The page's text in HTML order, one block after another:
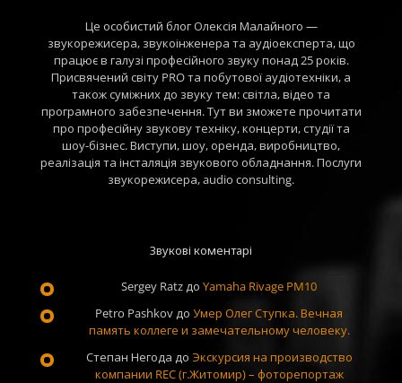
Це особистий блог Олексія Малайного —
звукорежисера, звукоінженера та аудіоексперта, що
працює в галузі професійного звуку понад 25 років.
Присвячений світу PRO та побутової аудіотехніки, а
також суміжних до звуку тем: світла, відео та
програмного забезпечення. Тут ви зможете прочитати
про професійну звукову техніку, концерти, студії та
шоу-бізнес. Виступи, шоу, оренда, виробництво,
реалізація та інсталяція звукового обладнання. Послуги
звукорежисера, audio consulting.
Звукові коментарі
Sergey Ratz до Yamaha Rivage PM10
Petro Pashkov до Умер Олег Ступка. Вечная
память коллеге и замечательному человеку.
Степан Негода до Экскурсия на производство
компании REC (г.Житомир) – фоторепортаж